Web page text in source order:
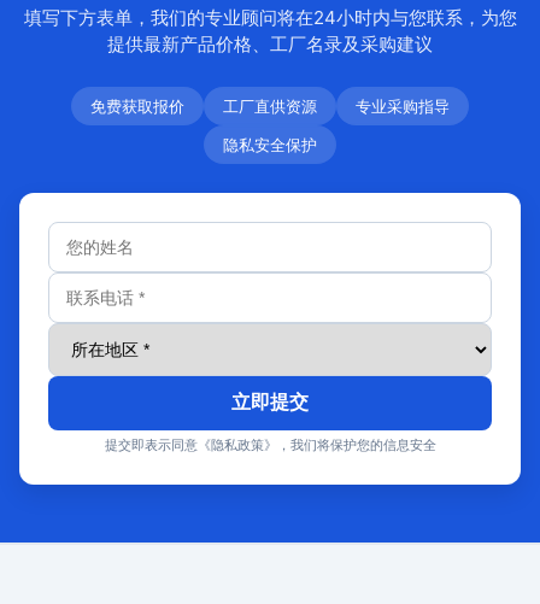
填写下方表单，我们的专业顾问将在24小时内与您联系，为您
提供最新产品价格、工厂名录及采购建议
免费获取报价 工厂直供资源
专业采购指导
隐私安全保护
立即提交
提交即表示同意《隐私政策》，我们将保护您的信息安全